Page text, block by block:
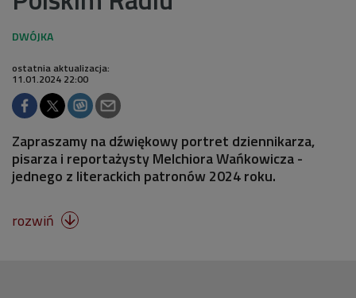
ostatnia aktualizacja:
11.01.2024 22:00
Zapraszamy na dźwiękowy portret dziennikarza,
pisarza i reportażysty Melchiora Wańkowicza -
jednego z literackich patronów 2024 roku.
rozwiń 